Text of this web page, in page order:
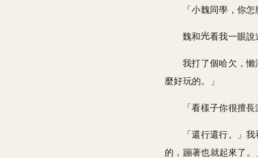
「小魏同學，你
魏和 看我一眼說
我打了個哈欠，
麼好玩的。」
「看樣子你很擅
「還行還行。」
的，蹦著也就起來了。